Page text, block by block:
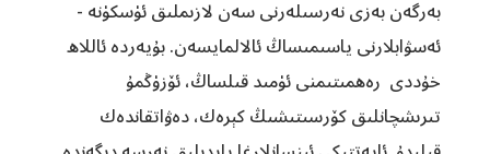
بەرگەن بەزى نەرسىلەرنى سەن لازىملىق ئۈسكۈنە -
ئەسۋابلارنى ياسىمىساڭ ئالالمايسەن. بۇيەردە ئاللاھ
خۇددى رەھمىتىمنى ئۈمىد قىلساڭ، ئۆزۈڭمۇ
تىرىشچانلىق كۆرسىتىشىڭ كېرەك، دەۋاتقاندەك